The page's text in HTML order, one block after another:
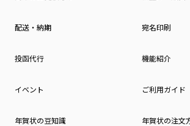
配送・納期 宛名印刷
投函代行 機能紹介
イベント ご利用ガイド
年賀状の豆知識 年賀状の注文